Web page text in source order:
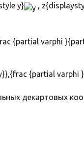
y} ,
{partial varphi
декартовых